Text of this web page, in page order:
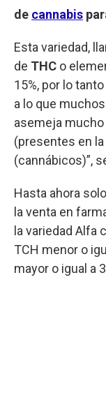
de cannabis
Esta variedad,
de THC o
15%, por lo
a lo que
asemeja
(presentes en
(cannábicos)”,
Hasta ahora
la venta en
la variedad Alfa
TCH menor o
mayor o igual a